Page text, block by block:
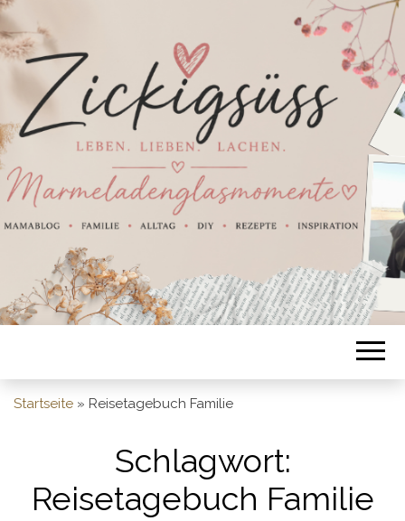
Startseite » Reisetagebuch Familie
Schlagwort:
Reisetagebuch Familie